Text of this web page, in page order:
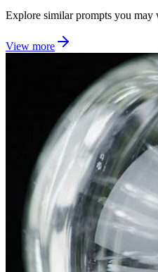
Explore similar prompts you may
View more